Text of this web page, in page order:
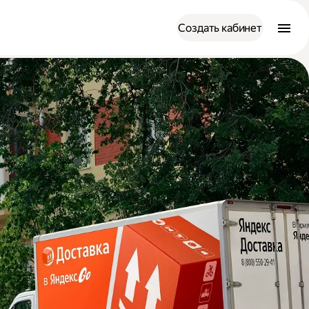
Создать кабинет